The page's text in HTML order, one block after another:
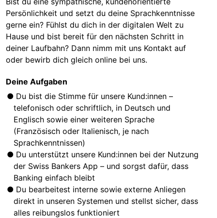
Persönlichkeit und setzt du deine Sprachkenntnisse
gerne ein? Fühlst du dich in der digitalen Welt zu
Hause und bist bereit für den nächsten Schritt in
deiner Laufbahn? Dann nimm mit uns Kontakt auf
oder bewirb dich gleich online bei uns.
Deine Aufgaben
Du bist die Stimme für unsere Kund:innen –
telefonisch oder schriftlich, in Deutsch und
Englisch sowie einer weiteren Sprache
(Französisch oder Italienisch, je nach
Sprachkenntnissen)
Du unterstützt unsere Kund:innen bei der Nutzung
der Swiss Bankers App – und sorgst dafür, dass
Banking einfach bleibt
Du bearbeitest interne sowie externe Anliegen
direkt in unseren Systemen und stellst sicher, dass
alles reibungslos funktioniert